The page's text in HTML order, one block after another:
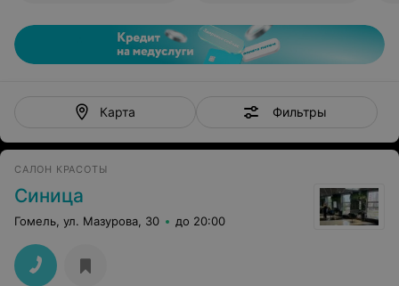
Карта Фильтры
САЛОН КРАСОТЫ
Синица
Гомель, ул. Мазурова, 30 до 20:00